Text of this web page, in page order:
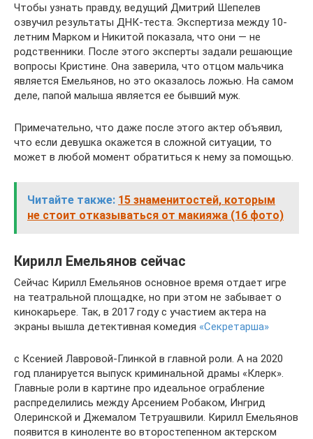
Чтобы узнать правду, ведущий Дмитрий Шепелев
озвучил результаты ДНК-теста. Экспертиза между 10-
летним Марком и Никитой показала, что они — не
родственники. После этого эксперты задали решающие
вопросы Кристине. Она заверила, что отцом мальчика
является Емельянов, но это оказалось ложью. На самом
деле, папой малыша является ее бывший муж.
Примечательно, что даже после этого актер объявил,
что если девушка окажется в сложной ситуации, то
может в любой момент обратиться к нему за помощью.
Читайте также: 15 знаменитостей, которым
не стоит отказываться от макияжа (16 фото)
Кирилл Емельянов сейчас
Сейчас Кирилл Емельянов основное время отдает игре
на театральной площадке, но при этом не забывает о
кинокарьере. Так, в 2017 году с участием актера на
экраны вышла детективная комедия «Секретарша»
с Ксенией Лавровой-Глинкой в главной роли. А на 2020
год планируется выпуск криминальной драмы «Клерк».
Главные роли в картине про идеальное ограбление
распределились между Арсением Робаком, Ингрид
Олеринской и Джемалом Тетруашвили. Кирилл Емельянов
появится в киноленте во второстепенном актерском